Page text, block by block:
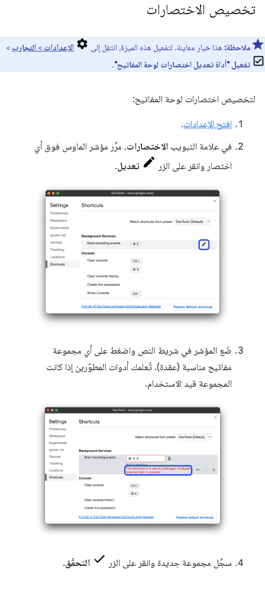
تخصيص الاختصارات
ملاحظة: هذا خيار معاينة. لتفعيل هذه الميزة، انتقِل إلى الإعدادات > التجارب >
تفعيل "أداة تعديل اختصارات لوحة المفاتيح".
لتخصيص اختصارات لوحة المفاتيح:
افتح الإعدادات.
في علامة التبويب الاختصارات، مرِّر مؤشر الماوس فوق أي
اختصار وانقر على الزر
تعديل.
ضَع المؤشر في شريط النص واضغط على أي مجموعة
مفاتيح مناسبة (عقدة). تُعلمك أدوات المطوّرين إذا كانت
المجموعة قيد الاستخدام.
سجِّل مجموعة جديدة وانقر على الزر التحقّق.